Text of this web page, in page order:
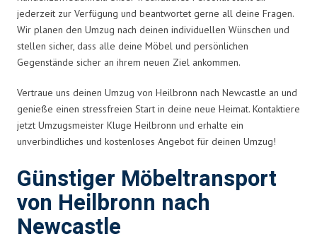
jederzeit zur Verfügung und beantwortet gerne all deine Fragen.
Wir planen den Umzug nach deinen individuellen Wünschen und
stellen sicher, dass alle deine Möbel und persönlichen
Gegenstände sicher an ihrem neuen Ziel ankommen.
Vertraue uns deinen Umzug von Heilbronn nach Newcastle an und
genieße einen stressfreien Start in deine neue Heimat. Kontaktiere
jetzt Umzugsmeister Kluge Heilbronn und erhalte ein
unverbindliches und kostenloses Angebot für deinen Umzug!
Günstiger Möbeltransport
von Heilbronn nach
Newcastle